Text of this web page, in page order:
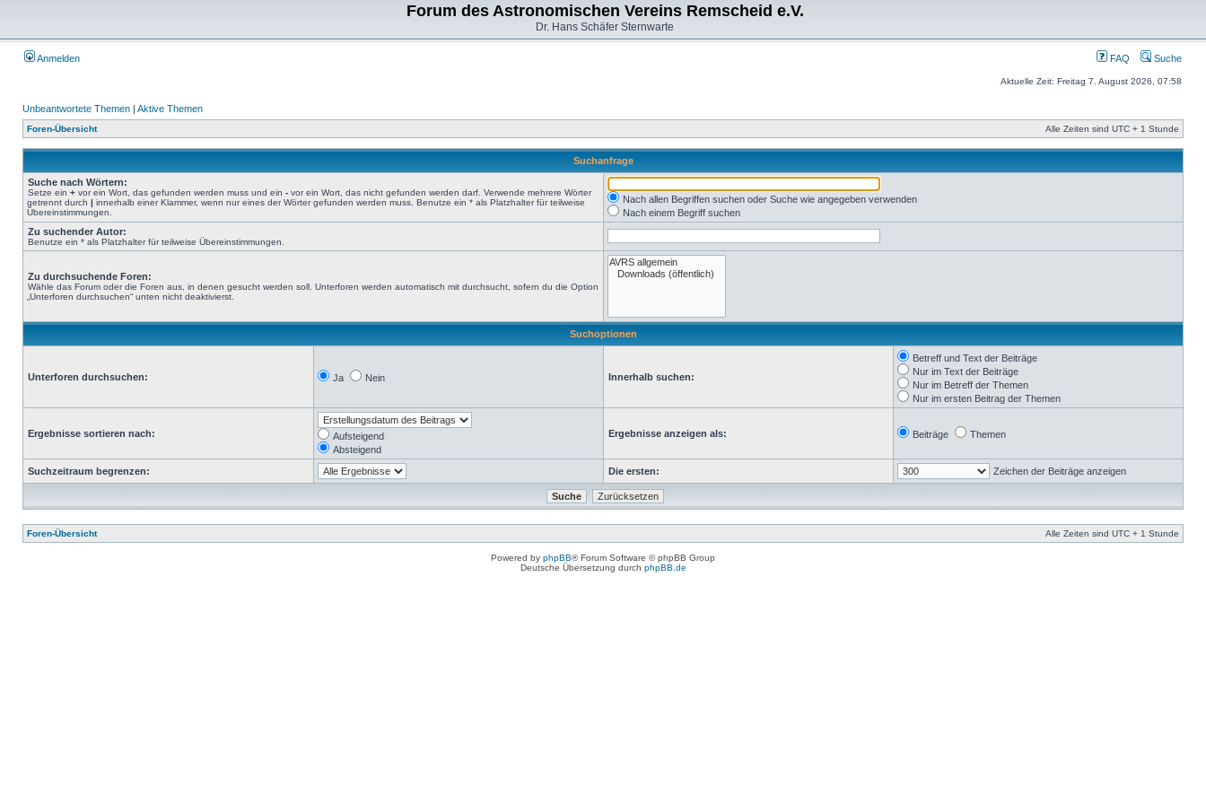
Forum des Astronomischen Vereins Remscheid e.V.
Dr. Hans Schäfer Sternwarte
Anmelden FAQ Suche
Aktuelle Zeit: Freitag 7. August 2026, 07:58
Unbeantwortete Themen | Aktive Themen
Foren-Übersicht Alle Zeiten sind UTC + 1 Stunde
Suchanfrage
Suche nach Wörtern:
Setze ein + vor ein Wort, das gefunden werden muss und ein - vor ein Wort, das nicht gefunden werden darf. Verwende mehrere Wörter
getrennt durch | innerhalb einer Klammer, wenn nur eines der Wörter gefunden werden muss. Benutze ein * als Platzhalter für teilweise
Übereinstimmungen.
Nach allen Begriffen suchen oder Suche wie angegeben verwenden
Nach einem Begriff suchen
Zu suchender Autor:
Benutze ein * als Platzhalter für teilweise Übereinstimmungen.
Zu durchsuchende Foren:
Wähle das Forum oder die Foren aus, in denen gesucht werden soll. Unterforen werden automatisch mit durchsucht, sofern du die Option
„Unterforen durchsuchen“ unten nicht deaktivierst.
Suchoptionen
Unterforen durchsuchen: Ja Nein Innerhalb suchen:
Betreff und Text der Beiträge
Nur im Text der Beiträge
Nur im Betreff der Themen
Nur im ersten Beitrag der Themen
Ergebnisse sortieren nach:
Aufsteigend
Absteigend
Ergebnisse anzeigen als: Beiträge Themen
Suchzeitraum begrenzen: Die ersten: Zeichen der Beiträge anzeigen
Foren-Übersicht Alle Zeiten sind UTC + 1 Stunde
Powered by phpBB® Forum Software © phpBB Group
Deutsche Übersetzung durch phpBB.de